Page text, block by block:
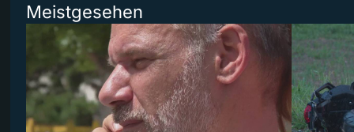
Meistgesehen